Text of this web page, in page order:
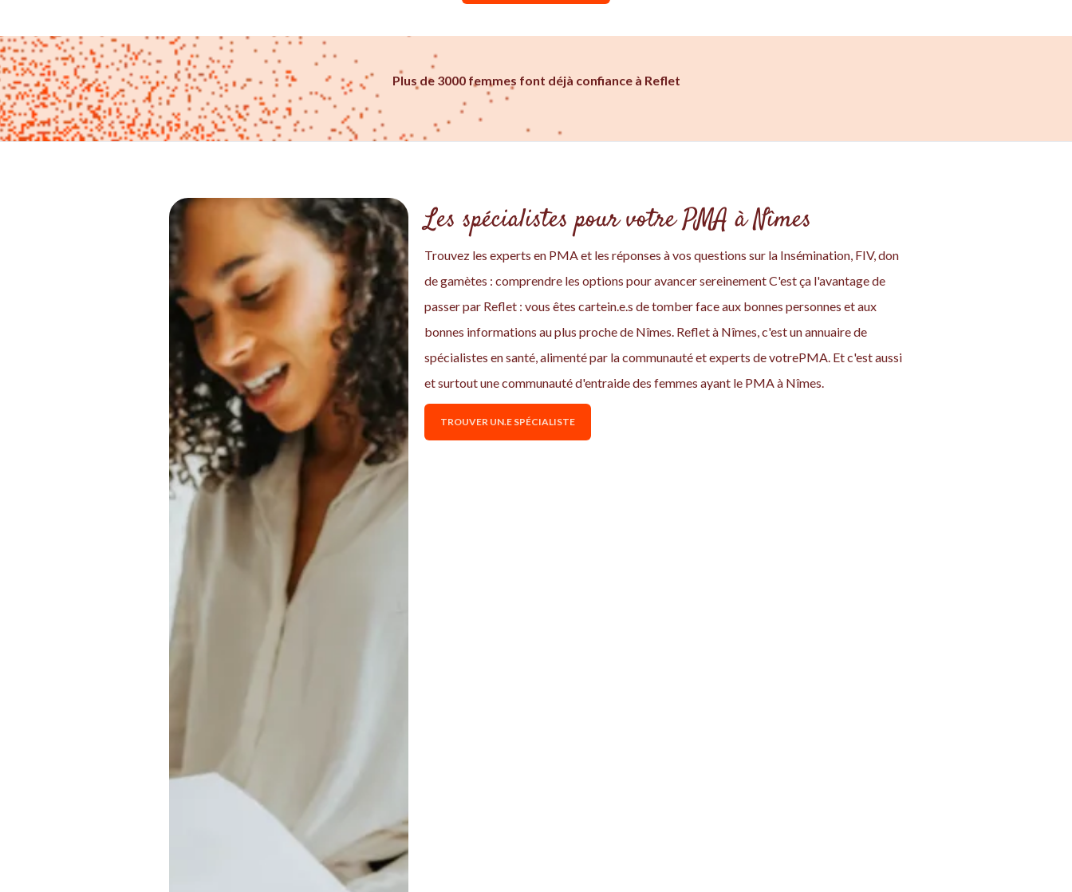
Plus de 3000 femmes font déjà confiance à Reflet
Les spécialistes pour votre PMA à Nîmes
Trouvez les experts en PMA et les réponses à vos questions sur la Insémination, FIV, don
de gamètes : comprendre les options pour avancer sereinement C'est ça l'avantage de
passer par Reflet : vous êtes cartein.e.s de tomber face aux bonnes personnes et aux
bonnes informations au plus proche de Nîmes. Reflet à Nîmes, c'est un annuaire de
spécialistes en santé, alimenté par la communauté et experts de votrePMA. Et c'est aussi
et surtout une communauté d'entraide des femmes ayant le PMA à Nîmes.
TROUVER UN.E SPÉCIALISTE